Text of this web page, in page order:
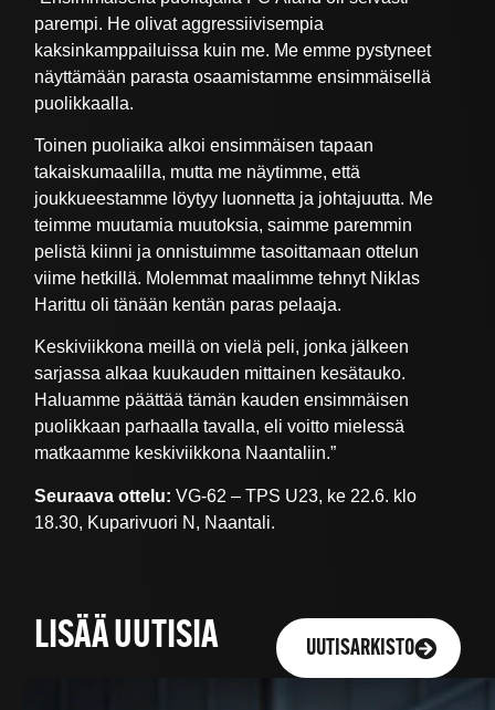
parempi. He olivat aggressiivisempia
kaksinkamppailuissa kuin me. Me emme pystyneet
näyttämään parasta osaamistamme ensimmäisellä
puolikkaalla.
Toinen puoliaika alkoi ensimmäisen tapaan
takaiskumaalilla, mutta me näytimme, että
joukkueestamme löytyy luonnetta ja johtajuutta. Me
teimme muutamia muutoksia, saimme paremmin
pelistä kiinni ja onnistuimme tasoittamaan ottelun
viime hetkillä. Molemmat maalimme tehnyt Niklas
Harittu oli tänään kentän paras pelaaja.
Keskiviikkona meillä on vielä peli, jonka jälkeen
sarjassa alkaa kuukauden mittainen kesätauko.
Haluamme päättää tämän kauden ensimmäisen
puolikkaan parhaalla tavalla, eli voitto mielessä
matkaamme keskiviikkona Naantaliin.”
Seuraava ottelu:VG-62 – TPS U23, ke 22.6. klo
18.30, Kuparivuori N, Naantali.
LISÄÄ UUTISIA UUTISARKISTO